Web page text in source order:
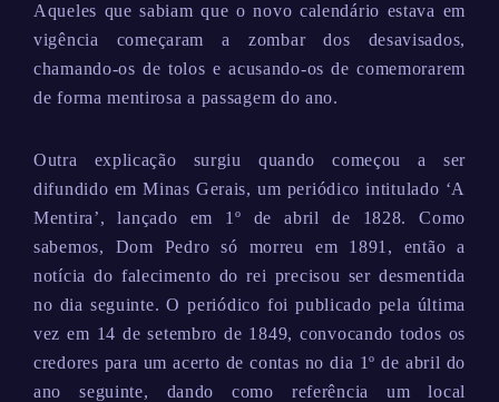
Aqueles que sabiam que o novo calendário estava em
vigência começaram a zombar dos desavisados,
chamando-os de tolos e acusando-os de comemorarem
de forma mentirosa a passagem do ano.
Outra explicação surgiu quando começou a ser
difundido em Minas Gerais, um periódico intitulado ‘A
Mentira’, lançado em 1º de abril de 1828. Como
sabemos, Dom Pedro só morreu em 1891, então a
notícia do falecimento do rei precisou ser desmentida
no dia seguinte. O periódico foi publicado pela última
vez em 14 de setembro de 1849, convocando todos os
credores para um acerto de contas no dia 1º de abril do
ano seguinte, dando como referência um local